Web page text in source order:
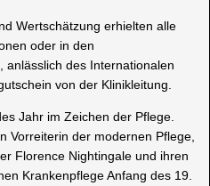
Wertschätzung erhielten alle
oder in den
anlässlich des Internationalen
von der Klinikleitung.
Jahr im Zeichen der Pflege.
Vorreiterin der modernen Pflege,
Florence Nightingale und ihren
Krankenpflege Anfang des 19.